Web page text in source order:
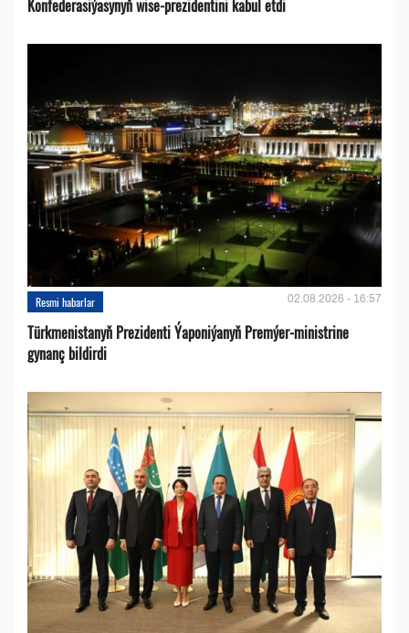
Konfederasiýasynyň wise-prezidentini kabul etdi
Resmi habarlar 02.08.2026 - 16:57
Türkmenistanyň Prezidenti Ýaponiýanyň Premýer-ministrine
gynanç bildirdi